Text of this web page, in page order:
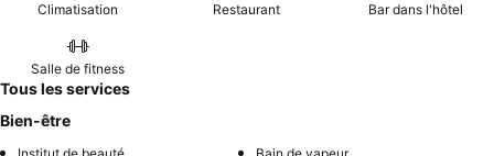
Climatisation Restaurant Bar dans l'hôtel
Salle de fitness
Tous les services
Bien-être